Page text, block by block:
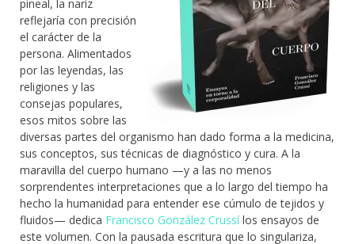
pineal, la nariz
reflejaría con precisión
el carácter de la
persona. Alimentados
por las leyendas, las
religiones y las
consejas populares,
esos mitos sobre las
diversas partes del organismo han dado forma a la medicina,
sus conceptos, sus técnicas de diagnóstico y cura. A la
maravilla del cuerpo humano —y a las no menos
sorprendentes interpretaciones que a lo largo del tiempo ha
hecho la humanidad para entender ese cúmulo de tejidos y
fluidos— dedica Francisco González Crussílos ensayos de
este volumen. Con la pausada escritura que lo singulariza,